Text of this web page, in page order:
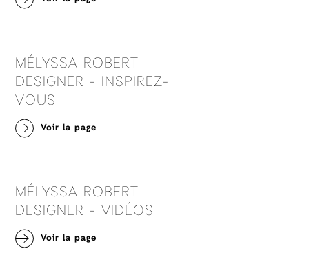
MÉLYSSA ROBERT
DESIGNER - INSPIREZ-
VOUS
Voir la page
MÉLYSSA ROBERT
DESIGNER - VIDÉOS
Voir la page